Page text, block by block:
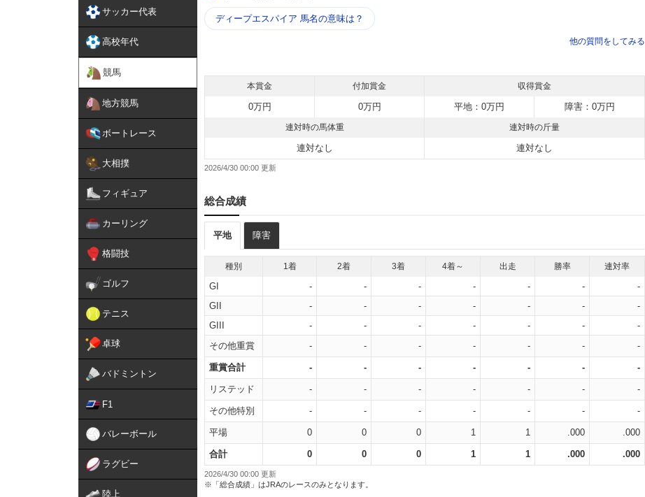
サッカー代表
高校年代
競馬
地方競馬
ボートレース
大相撲
フィギュア
カーリング
格闘技
ゴルフ
テニス
卓球
バドミントン
F1
バレーボール
ラグビー
陸上
ディープエスパイア 馬名の意味は？
他の質問をしてみる
本賞金 付加賞金 収得賞金
0万円 0万円 平地：0万円 障害：0万円
連対時の馬体重 連対時の斤量
連対なし 連対なし
2026/4/30 00:00
総合成績
平地 障害
種別 1着 2着 3着 4着～ 出走 勝率 連対率
GI - - - - - -
-
GII
- - - - - -
-
GIII
- - - - - -
-
その他重賞
- - - - - - -
重賞合計 - - - - - - -
リステッド - - - - - - -
その他特別 - - - - - - -
平場 0 0 0 1 1 .000 .000
合計 0 0 0 1 1 .000 .000
2026/4/30 00:00 更新
※「総合成績」はJRAのレースのみとなります。